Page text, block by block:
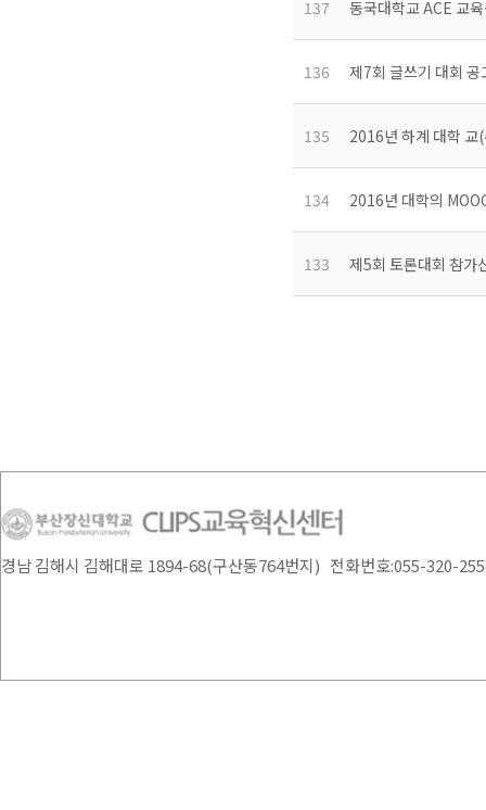
137 동국대학교 ACE 교
136 제7회 글쓰기 대회 공
135 2016년 하계 대학 교
134 2016년 대학의
133 제5회 토론대회 참가
경남 김해시 김해대로 1894-68(구산동764번지) 전화번호:055-320-